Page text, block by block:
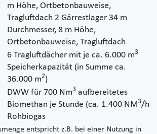
m Höhe, Ortbetonbauweise,
Tragluftdach 2 Gärrestlager 34 m
Durchmesser, 8 m Höhe,
Ortbetonbauweise, Tragluftdach
6 Tragluftdächer mit je ca. 6.000 m3
Speicherkapazität (in Summe ca.
36.000 m2)
DWW für 700 Nm3 aufbereitetes
Biomethan je Stunde (ca. 1.400 NM3/h
Rohbiogas
entspricht z.B. bei einer Nutzung in